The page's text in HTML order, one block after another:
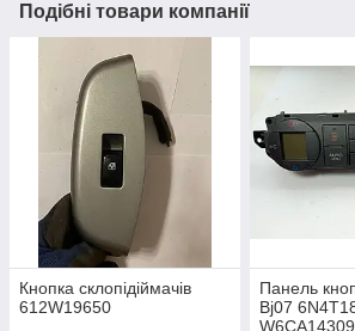
Подібні товари компанії
Кнопка склопідіймачів
612W19650
Панель
Bj07
W6CA14309